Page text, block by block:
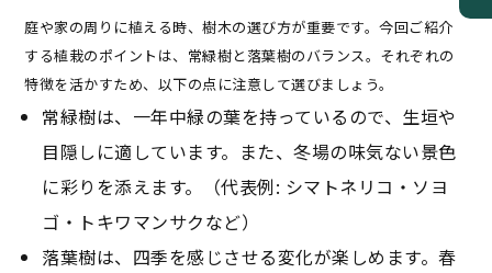
庭や家の周りに植える時、樹木の選び方が重要です。今回ご紹介
する植栽のポイントは、常緑樹と落葉樹のバランス。それぞれの
特徴を活かすため、以下の点に注意して選びましょう。
常緑樹は、一年中緑の葉を持っているので、生垣や
目隠しに適しています。また、冬場の味気ない景色
に彩りを添えます。（代表例: シマトネリコ・ソヨ
ゴ・トキワマンサクなど）
落葉樹は、四季を感じさせる変化が楽しめます。春